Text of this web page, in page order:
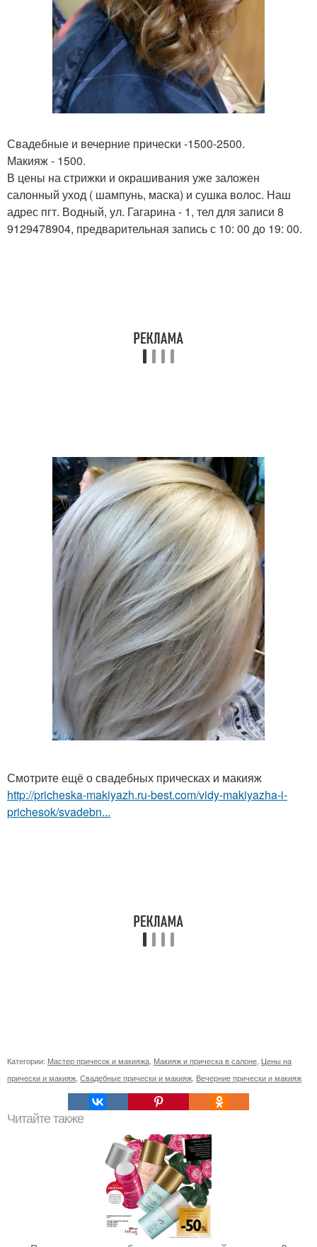
Свадебные и вечерние прически -1500-2500.
Макияж - 1500.
В цены на стрижки и окрашивания уже заложен
салонный уход ( шампунь, маска) и сушка волос. Наш
адрес пгт. Водный, ул. Гагарина - 1, тел для записи 8
9129478904, предварительная запись с 10: 00 до 19: 00.
Смотрите ещё о свадебных прическах и макияж
http://pricheska-makiyazh.ru-best.com/vidy-makiyazha-i-
prichesok/svadebn...
Категории: Мастер причесок и макияжа, Макияж и прическа в салоне, Цены на
прически и макияж, Свадебные прически и макияж, Вечерние прически и макияж
Читайте также